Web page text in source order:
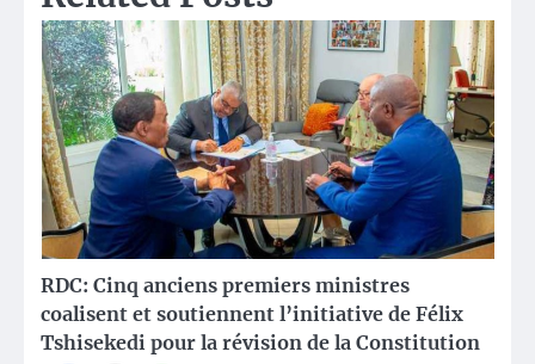
RDC: Cinq anciens premiers ministres
coalisent et soutiennent l’initiative de Félix
Tshisekedi pour la révision de la Constitution